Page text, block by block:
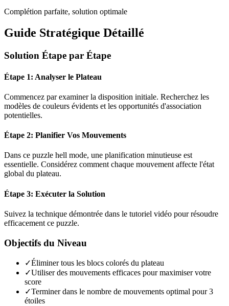
Complétion parfaite, solution optimale
Guide Stratégique Détaillé
Solution Étape par Étape
Étape 1: Analyser le Plateau
Commencez par examiner la disposition initiale. Recherchez les
modèles de couleurs évidents et les opportunités d'association
potentielles.
Étape 2: Planifier Vos Mouvements
Dans ce puzzle hell mode, une planification minutieuse est
essentielle. Considérez comment chaque mouvement affecte l'état
global du plateau.
Étape 3: Exécuter la Solution
Suivez la technique démontrée dans le tutoriel vidéo pour résoudre
efficacement ce puzzle.
Objectifs du Niveau
✓Éliminer tous les blocs colorés du plateau
✓Utiliser des mouvements efficaces pour maximiser votre
score
✓Terminer dans le nombre de mouvements optimal pour 3
étoiles